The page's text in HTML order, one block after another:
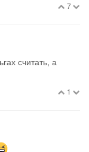
7
считать, а
1